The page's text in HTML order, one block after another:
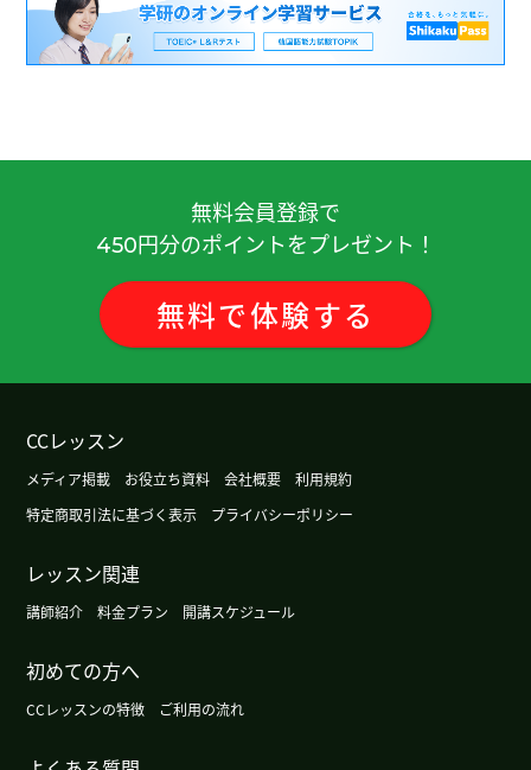
環境を区別することができないため一律での切替とさせていた
だきます。
CCルームまたはWeChat をご利用いただく予定としておりま
これに伴い、受講者の皆さまには、何か手続きは不要の想定で
ございますが、
お手数をおかけいたしますが、何卒ご理解くださいますようお
願い申し上げます。
ご不便をおかけし、誠に申し訳ございません。
準備してまいりますので、何卒ご理解とご協力を賜りますよう
お願い申し上げます。
い。
CCレッスン運営事務局
---
2026/06/02
CCルームでのレッスンの録画閲覧機能 提供開始のお知らせ
無料会員登録で
450円分のポイントをプレゼント！
無料で体験する
CCレッスン
メディア掲載 お役立ち資料 会社概要
利用規約
特定商取引法に基づく表示
プライバシーポリシー
レッスン関連
講師紹介 料金プラン 開講スケジュール
初めての方へ
CCレッスンの特徴 ご利用の流れ